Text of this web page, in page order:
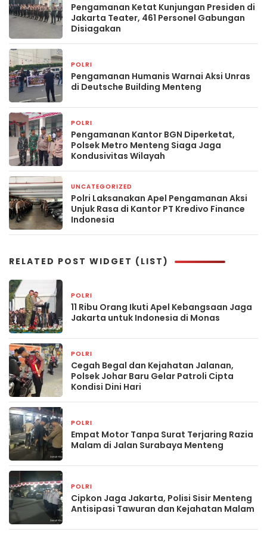
Pengamanan Ketat Kunjungan Presiden di
Jakarta Teater, 461 Personel Gabungan
Disiagakan
POLRI
Pengamanan Humanis Warnai Aksi Unras
di Deutsche Building Menteng
POLRI
Pengamanan Kantor BGN Diperketat,
Polsek Metro Menteng Siaga Jaga
Kondusivitas Wilayah
UNCATEGORIZED
Polri Laksanakan Apel Pengamanan Aksi
Unjuk Rasa di Kantor PT Kredivo Finance
Indonesia
RELATED POST WIDGET (LIST)
POLRI
11 Ribu Orang Ikuti Apel Kebangsaan Jaga
Jakarta untuk Indonesia di Monas
POLRI
Cegah Begal dan Kejahatan Jalanan,
Polsek Johar Baru Gelar Patroli Cipta
Kondisi Dini Hari
POLRI
Empat Motor Tanpa Surat Terjaring Razia
Malam di Jalan Surabaya Menteng
POLRI
Cipkon Jaga Jakarta, Polisi Sisir Menteng
Antisipasi Tawuran dan Kejahatan Malam